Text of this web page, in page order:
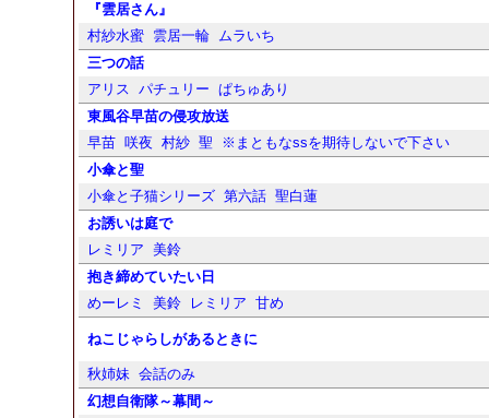
『雲居さん』
村紗水蜜 雲居一輪 ムラいち
三つの話
アリス
パチュリー
ぱちゅあり
東風谷早苗の侵攻放送
早苗 咲夜 村紗 聖
※まともなssを期待しないで下さい
小傘と聖
小傘と子猫シリーズ 第六話 聖白蓮
お誘いは庭で
レミリア
美鈴
抱き締めていたい日
めーレミ
美鈴 レミリア 甘め
ねこじゃらしがあるときに
秋姉妹 会話のみ
幻想自衛隊～幕間～